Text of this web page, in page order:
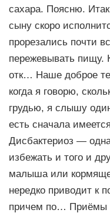
сахара. Поясню.
сыну скоро
прорезались почти
пережевывать пищу.
отк… Наше доброе
когда я говорю,
грудью, я слышу
есть сначала
Дисбактериоз —
избежать и того и
малыша или
нередко приводит к
причем по… Приёмы